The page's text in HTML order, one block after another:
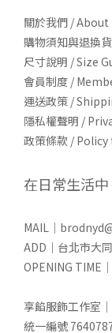
關於我們 / About
購物須知與退換
尺寸說明 / Size
會員制度 /
運送政策 /
隱私權聲明 /
政策條款 /
在日常生活
MAIL｜
ADD｜台北市大
OPENING TIME
享餡服飾工作室
統一編號